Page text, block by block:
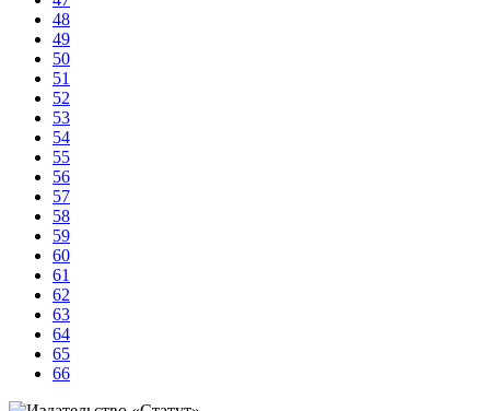
48
49
50
51
52
53
54
55
56
57
58
59
60
61
62
63
64
65
66